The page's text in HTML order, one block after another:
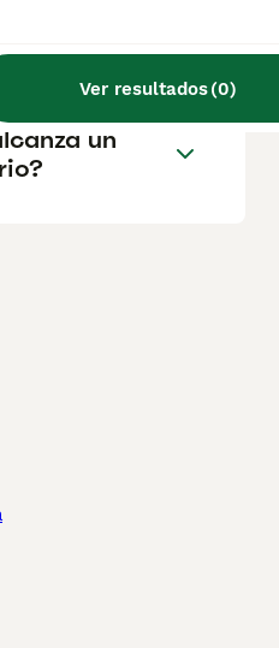
Ver resultados(0)
Podenco
un